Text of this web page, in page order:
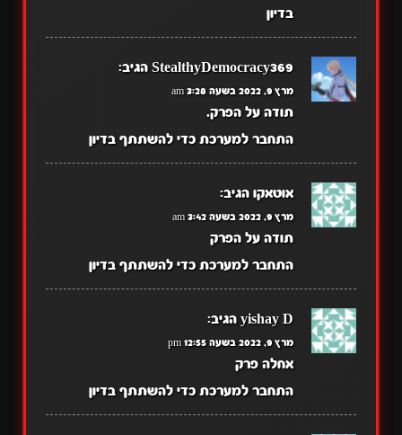
בדיון
StealthyDemocracy369 הגיב:
מרץ 9, 2022 בשעה 3:28 am
תודה על הפרק.
התחבר למערכת כדי להשתתף בדיון
אוטאקו הגיב:
מרץ 9, 2022 בשעה 3:42 am
תודה על הפרק
התחבר למערכת כדי להשתתף בדיון
yishay D הגיב:
מרץ 9, 2022 בשעה 12:55 pm
אחלה פרק
התחבר למערכת כדי להשתתף בדיון